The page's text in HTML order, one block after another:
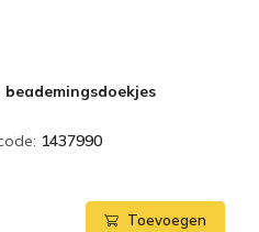
1437990
Toevoegen